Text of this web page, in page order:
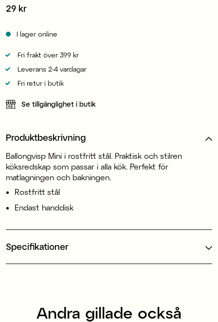
Pris:29 kr
29 kr
I lager online
Fri frakt över 399 kr
Leverans 2-4 vardagar
Fri retur i butik
Se tillgänglighet i butik
Produktbeskrivning
Ballongvisp Mini i rostfritt stål. Praktisk och stilren
köksredskap som passar i alla kök. Perfekt för
matlagningen och bakningen.
Rostfritt stål
Endast handdisk
Specifikationer
Andra gillade också